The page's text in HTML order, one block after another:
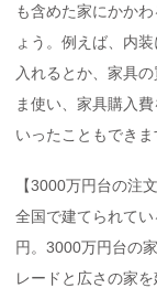
も含めた家にかか
ょう。例えば、内
入れるとか、家具
ま使い、家具購入
いったこともできま
【3000万円台の注
全国で建てられて
円。3000万円台の
レードと広さの家